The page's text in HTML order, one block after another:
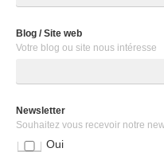
Blog / Site web
Votre blog ou site nous intéresse
Newsletter
Souhaitez vous recevoir notre
Oui